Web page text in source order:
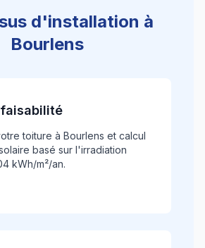
d'installation à
Bourlens
toiture à Bourlens et calcul
basé sur l'irradiation
kWh/m²/an.